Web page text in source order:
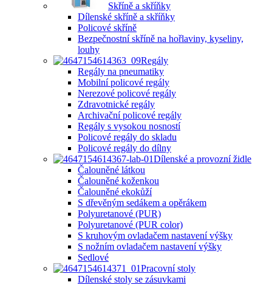
Skříně a skříňky
Dílenské skříně a skříňky
Policové skříně
Bezpečnostní skříně na hořlaviny, kyseliny,
louhy
Regály
Regály na pneumatiky
Mobilní policové regály
Nerezové policové regály
Zdravotnické regály
Archivační policové regály
Regály s vysokou nosností
Policové regály do skladu
Policové regály do dílny
Dílenské a provozní židle
Čalouněné látkou
Čalouněné koženkou
Čalouněné ekokůží
S dřevěným sedákem a opěrákem
Polyuretanové (PUR)
Polyuretanové (PUR color)
S kruhovým ovladačem nastavení výšky
S nožním ovladačem nastavení výšky
Sedlové
Pracovní stoly
Dílenské stoly se zásuvkami